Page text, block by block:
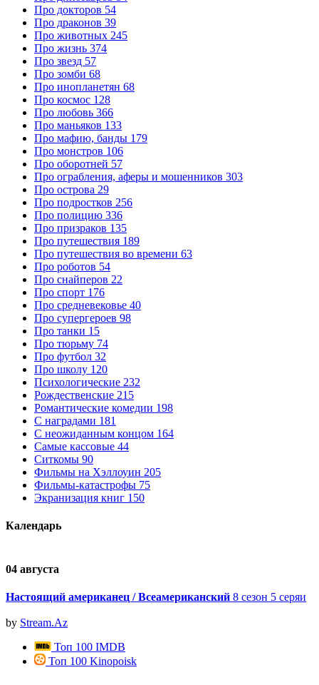
Про докторов 54
Про драконов 39
Про животных 245
Про жизнь 374
Про звезд 57
Про зомби 68
Про инопланетян 68
Про космос 128
Про любовь 366
Про маньяков 133
Про мафию, банды 179
Про монстров 106
Про оборотней 57
Про ограбления, аферы и мошенников 303
Про острова 29
Про подростков 256
Про полицию 336
Про призраков 135
Про путешествия 189
Про путешествия во времени 63
Про роботов 54
Про снайперов 22
Про спорт 176
Про средневековье 40
Про супергероев 98
Про танки 15
Про тюрьму 74
Про футбол 32
Про школу 120
Психологические 232
Рождественские 215
Романтические комедии 198
С наградами 181
С неожиданным концом 164
Самые кассовые 44
Ситкомы 90
Фильмы на Хэллоуин 205
Фильмы-катастрофы 75
Экранизация книг 150
Календарь
04 августа
Настоящий американец / Всеамериканский 8 сезон 5 серяи
by Stream.Az
Топ 100 IMDB
Топ 100 Kinopoisk